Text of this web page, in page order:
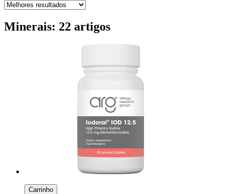
Minerais: 22 artigos
Carrinho